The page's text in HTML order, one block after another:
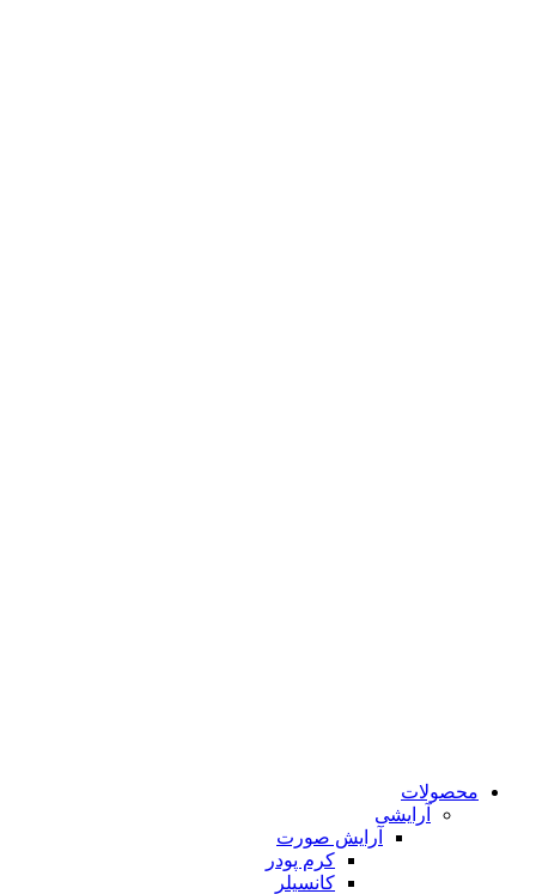
محصولات
آرایشی
آرایش صورت
کرم پودر
کانسیلر